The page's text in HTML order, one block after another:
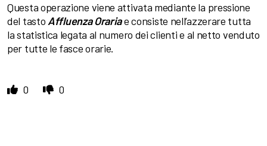
Questa operazione viene attivata mediante la pressione
del tasto Affluenza Orariae consiste nell’azzerare tutta
la statistica legata al numero dei clienti e al netto venduto
per tutte le fasce orarie.
0 0